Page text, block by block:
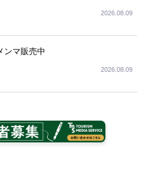
2026.08.09
ンマ販売中
2026.08.09